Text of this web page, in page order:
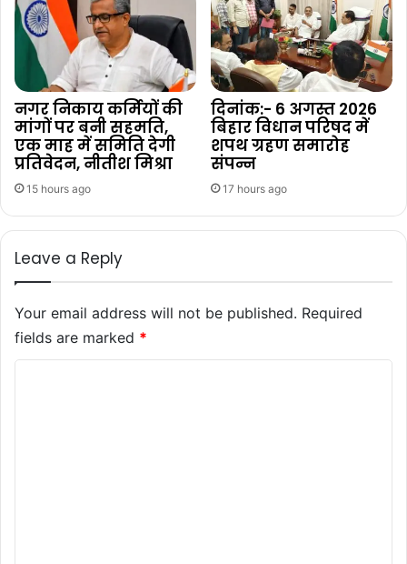
नगर निकाय कर्मियों की
मांगों पर बनी सहमति,
एक माह में समिति देगी
प्रतिवेदन, नीतीश मिश्रा
15 hours ago
दिनांक:- 6 अगस्त 2026
बिहार विधान परिषद में
शपथ ग्रहण समारोह
संपन्न
17 hours ago
Leave a Reply
Your email address will not be published. Required
fields are marked *